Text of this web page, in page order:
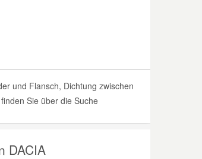
und Flansch, Dichtung zwischen
Sie über die Suche
DACIA